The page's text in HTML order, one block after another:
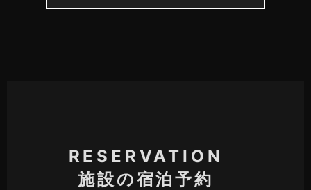
RESERVATION
施設の宿泊予約